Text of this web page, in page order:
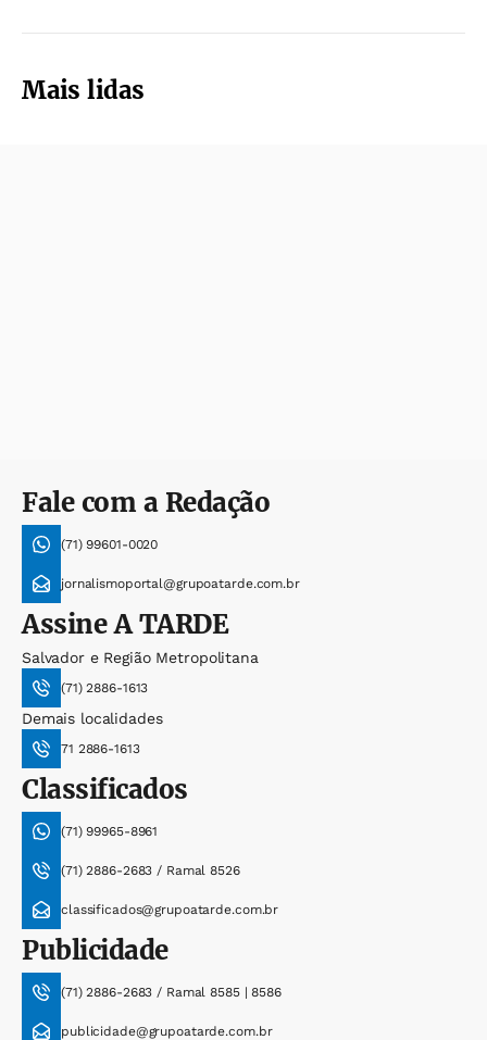
Mais lidas
Fale com a Redação
(71) 99601-0020
jornalismoportal@grupoatarde.com.br
AssineA TARDE
Salvador e Região Metropolitana
(71) 2886-1613
Demais localidades
71 2886-1613
Classificados
(71) 99965-8961
(71) 2886-2683 / Ramal 8526
classificados@grupoatarde.com.br
Publicidade
(71) 2886-2683 / Ramal 8585 | 8586
publicidade@grupoatarde.com.br